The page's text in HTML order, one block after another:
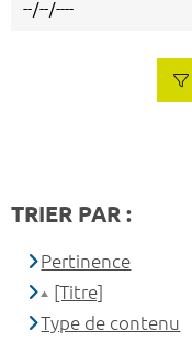
TRIER PAR :
Pertinence
[Titre]
Type de contenu